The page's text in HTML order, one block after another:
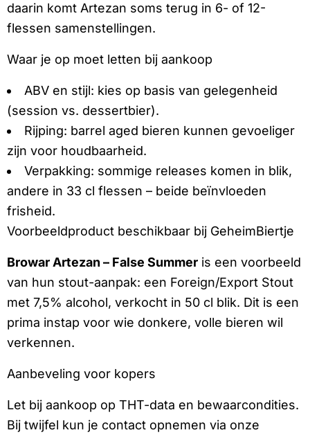
daarin komt Artezan soms terug in 6- of 12-
flessen samenstellingen.
Waar je op moet letten bij aankoop
ABV en stijl: kies op basis van gelegenheid
(session vs. dessertbier).
Rijping: barrel aged bieren kunnen gevoeliger
zijn voor houdbaarheid.
Verpakking: sommige releases komen in blik,
andere in 33 cl flessen – beide beïnvloeden
frisheid.
Voorbeeldproduct beschikbaar bij GeheimBiertje
Browar Artezan – False Summer is een voorbeeld
van hun stout-aanpak: een Foreign/Export Stout
met 7,5% alcohol, verkocht in 50 cl blik. Dit is een
prima instap voor wie donkere, volle bieren wil
verkennen.
Aanbeveling voor kopers
Let bij aankoop op THT-data en bewaarcondities.
Bij twijfel kun je contact opnemen via onze